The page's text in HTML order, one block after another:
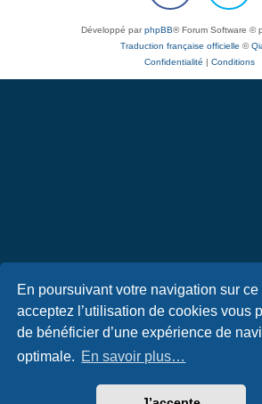
En poursuivant votre navigation sur
acceptez l’utilisation de cookies vous
de bénéficier d’une expérience de
optimale. En savoir plus…
Développé parphpBB® Forum Software ©
Traduction française officielle ©
Confidentialité | Conditions